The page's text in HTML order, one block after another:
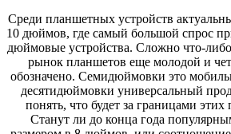
Среди планшетных устройств
10 дюймов, где самый большой спрос
дюймовые устройства. Сложно что-либо
рынок планшетов еще молодой и
обозначено. Семидюймовки это
десятидюймовки универсальный
понять, что будет за границами этих
Станут ли до конца года